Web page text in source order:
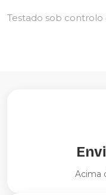
Testado sob
Acima